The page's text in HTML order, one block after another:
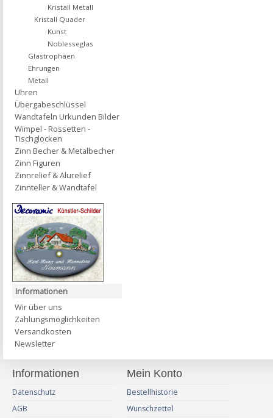
Kristall Metall
Kristall Quader
Kunst
Noblesseglas
Glastrophäen
Ehrungen
Metall
Uhren
Übergabeschlüssel
Wandtafeln Urkunden Bilder
Wimpel - Rossetten -
Tischglocken
Zinn Becher & Metalbecher
Zinn Figuren
Zinnrelief & Alurelief
Zinnteller & Wandtafel
Informationen
Wir über uns
Zahlungsmöglichkeiten
Versandkosten
Newsletter
Informationen
Datenschutz
AGB
Mein Konto
Bestellhistorie
Wunschzettel